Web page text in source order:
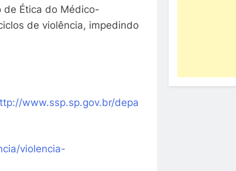
de Ética do Médico-
de violência, impedindo
www.ssp.sp.gov.br/depa
violencia-